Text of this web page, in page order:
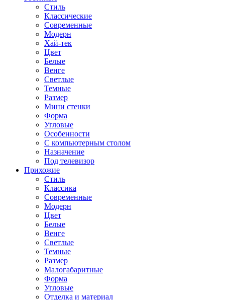
Стиль
Классические
Современные
Модерн
Хай-тек
Цвет
Белые
Венге
Светлые
Темные
Размер
Мини стенки
Форма
Угловые
Особенности
С компьютерным столом
Назначение
Под телевизор
Прихожие
Стиль
Классика
Современные
Модерн
Цвет
Белые
Венге
Светлые
Темные
Размер
Малогабаритные
Форма
Угловые
Отделка и материал